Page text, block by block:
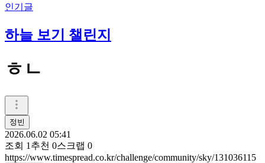
인기글
하늘 보기 챌린지
ㅎㄴ
정빈
2026.06.02 05:41
조회 1 추천 0스크랩 0
https://www.timespread.co.kr/challenge/community/sky/131036115